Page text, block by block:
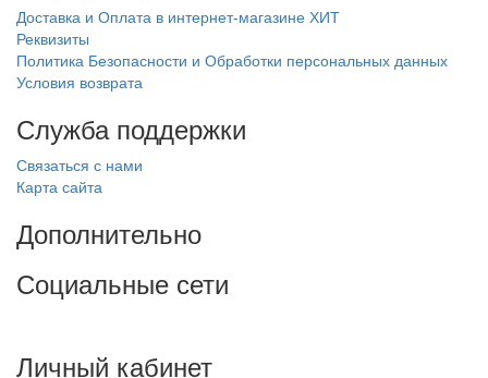
Доставка и Оплата в интернет-магазине ХИТ
Реквизиты
Политика Безопасности и Обработки персональных данных
Условия возврата
Служба поддержки
Связаться с нами
Карта сайта
Дополнительно
Социальные сети
Личный кабинет